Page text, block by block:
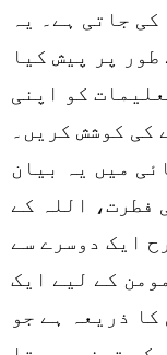
جاتی ہے۔ یہ
پر پیش کیا
کو اپنی
کی کوشش کریں۔
میں یہ بیان
فطرت، اللہ کے
ایک دوسرے سے
کے لیے ایک
ذریعہ ہے جو